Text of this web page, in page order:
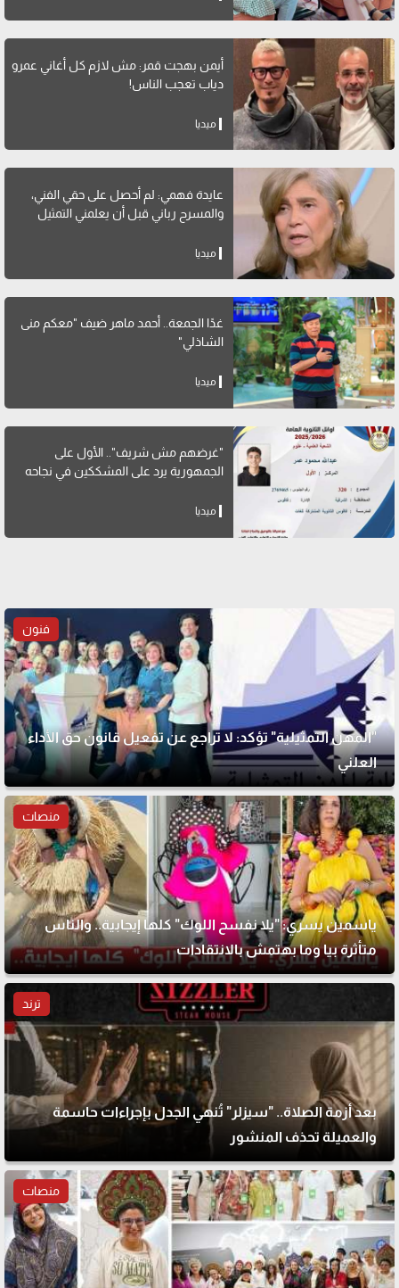
أيمن بهجت قمر: مش لازم كل أغاني عمرو
دياب تعجب الناس!
ميديا
عايدة فهمي: لم أحصل على حقي الفني،
والمسرح رباني قبل أن يعلمني التمثيل
ميديا
غدًا الجمعة.. أحمد ماهر ضيف "معكم منى
الشاذلي"
ميديا
"غرضهم مش شريف".. الأول على
الجمهورية يرد على المشككين في نجاحه
ميديا
فنون
"المهن التمثيلية" تؤكد: لا تراجع عن تفعيل قانون حق الأداء
العلني
منصات
ياسمين يسري: "يلا نفسح اللوك" كلها إيجابية.. والناس
متأثرة بيا وما بهتمش بالانتقادات
ترند
بعد أزمة الصلاة.. "سيزلر" تُنهي الجدل بإجراءات حاسمة
والعميلة تحذف المنشور
منصات